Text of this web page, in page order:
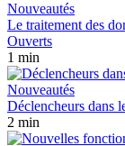
Nouveautés
Le traitement des
Ouverts
1 min
Nouveautés
Déclencheurs dans
2 min